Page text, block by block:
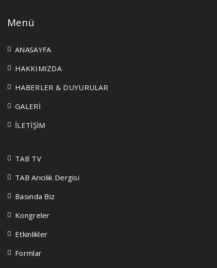
Menü
ANASAYFA
HAKKIMIZDA
HABERLER & DUYURULAR
GALERİ
İLETİŞİM
TAB TV
TAB Arıcılık Dergisi
Basında Biz
Kongreler
Etkinlikler
Formlar